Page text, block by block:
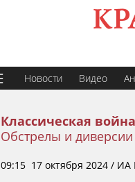
Новости Видео
Классическая война
Обстрелы и
09:15 17 октября 2024 / ИА